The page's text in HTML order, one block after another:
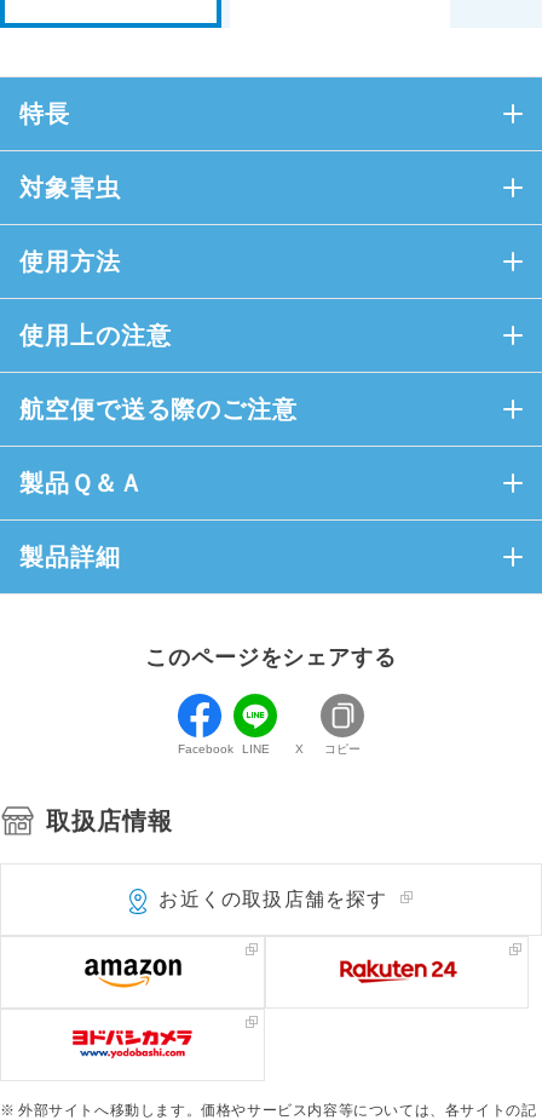
特長
対象害虫
使用方法
使用上の注意
航空便で送る際のご注意
製品Ｑ＆Ａ
製品詳細
このページをシェアする
Facebook LINE X コピー
取扱店情報
お近くの取扱店舗を探す
外部サイトへ移動します。価格やサービス内容等については、各サイトの記